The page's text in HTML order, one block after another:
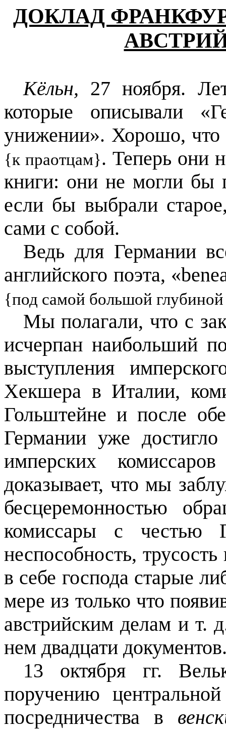
ДОКЛАД
Кёльн, 27 ноября.
которые описывали
унижении». Хорошо,
{к праотцам}. Теперь они
книги: они не могли бы
если бы выбрали
сами с собой.
Ведь для Германии
английского поэта, «
{под самой большой
Мы полагали, что с
исчерпан наибольший
выступления
Хекшера в Италии,
Гольштейне и после
Германии уже
имперских
доказывает, что мы
бесцеремонностью
комиссары с честью
неспособность,
в себе господа старые
мере из только что
австрийским делам и т.
нем двадцати
13 октября гг.
поручению
посредничества в